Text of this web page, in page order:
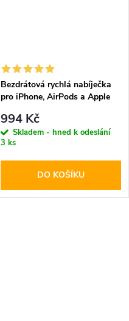
Bezdrátová rychlá nabíječka
pro iPhone, AirPods a Apple
MagSafe Wireless Charger
White
994 Kč
Skladem - hned k odeslání
3 ks
DO KOŠÍKU